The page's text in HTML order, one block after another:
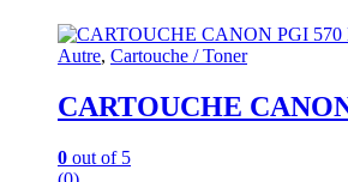
Autre, Cartouche / Toner
CARTOUCHE
0 out of 5